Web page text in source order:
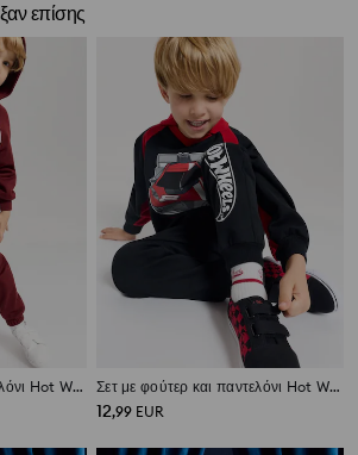
επίσης
Σετ με φούτερ και παντελόνι Hot Wheels Σετ με φούτερ και παντελόνι Hot Wheels
12,99 EUR